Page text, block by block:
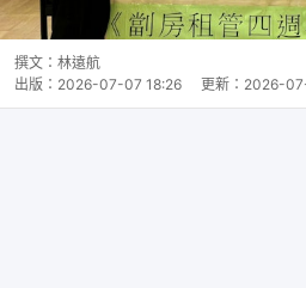
撰文： 林遠航
出版： 2026-07-07 18:26 更新： 2026-